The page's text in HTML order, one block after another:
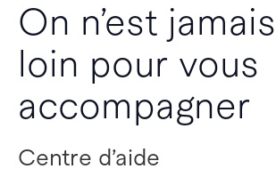
On n’est
loin pour vous
accompagner
Centre d’aide